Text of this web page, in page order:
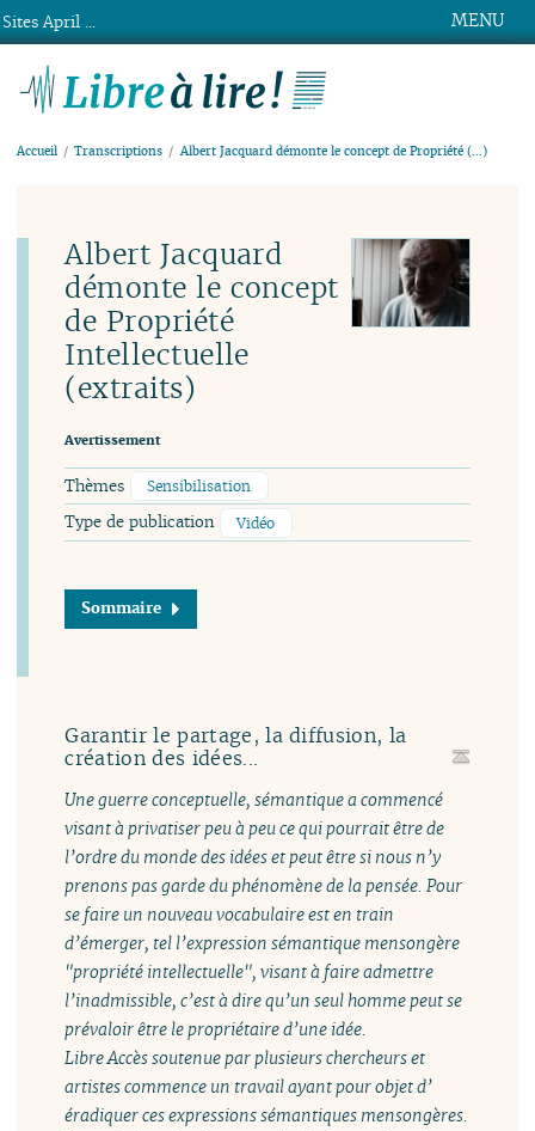
MENU
Accueil Transcriptions Albert Jacquard démonte le concept de Propriété (…)
Albert Jacquard
démonte le concept
de Propriété
Intellectuelle
(extraits)
Avertissement
Thèmes Sensibilisation
Type de publication Vidéo
Sommaire
Garantir le partage, la diffusion, la
création des idées...
Une guerre conceptuelle, sémantique a commencé
visant à privatiser peu à peu ce qui pourrait être de
l’ordre du monde des idées et peut être si nous n’y
prenons pas garde du phénomène de la pensée. Pour
se faire un nouveau vocabulaire est en train
d’émerger, tel l’expression sémantique mensongère
"propriété intellectuelle", visant à faire admettre
l’inadmissible, c’est à dire qu’un seul homme peut se
prévaloir être le propriétaire d’une idée.
Libre Accès soutenue par plusieurs chercheurs et
artistes commence un travail ayant pour objet d’
éradiquer ces expressions sémantiques mensongères.
Sites April ...